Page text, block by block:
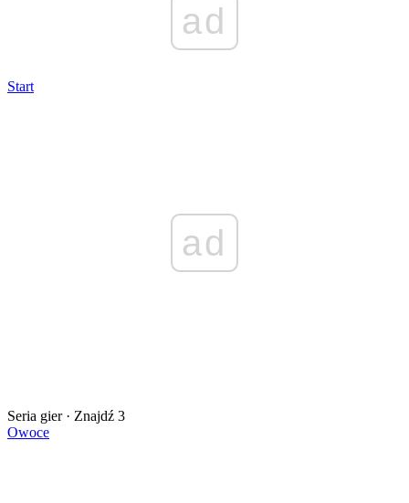
ad
Start
ad
Seria gier · Znajdź 3
Owoce